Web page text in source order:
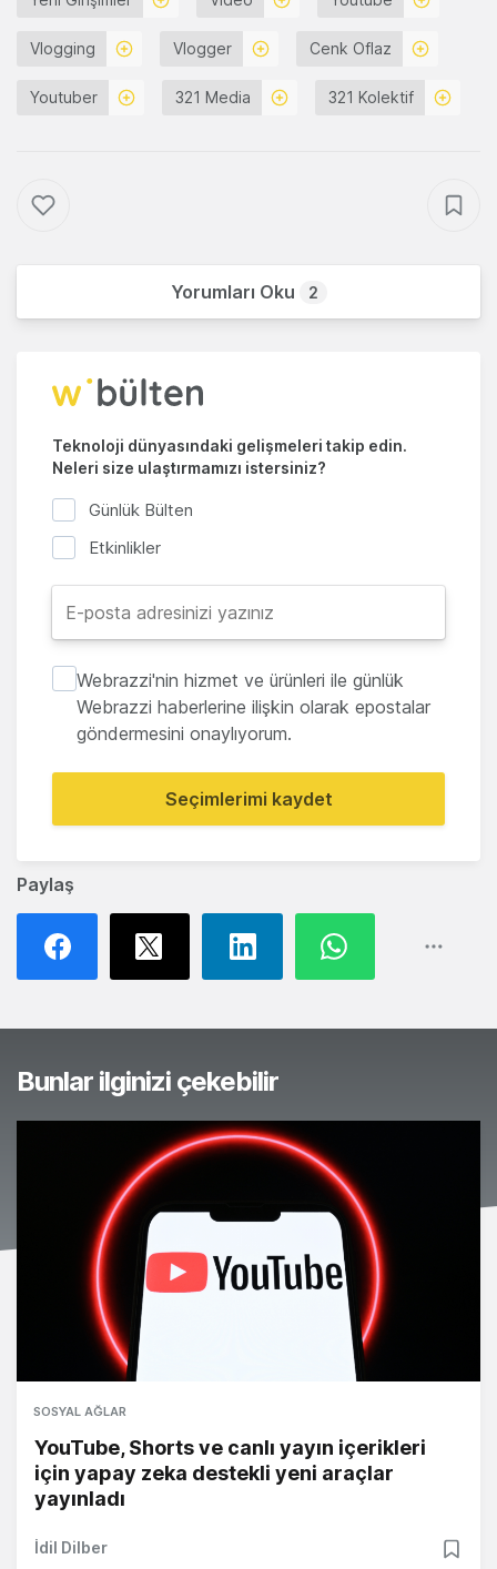
Paylaş
Vlogging Vlogger Cenk Oflaz
Youtuber 321 Media 321 Kolektif
Yorumları Oku 2
Teknoloji dünyasındaki gelişmeleri takip edin.
Neleri size ulaştırmamızı istersiniz?
Günlük Bülten
Etkinlikler
Webrazzi'nin hizmet ve ürünleri ile günlük
Webrazzi haberlerine ilişkin olarak epostalar
göndermesini onaylıyorum.
Seçimlerimi kaydet
Bunlar ilginizi çekebilir
SOSYAL AĞLAR
YouTube, Shorts ve canlı yayın içerikleri
için yapay zeka destekli yeni araçlar
yayınladı
İdil Dilber